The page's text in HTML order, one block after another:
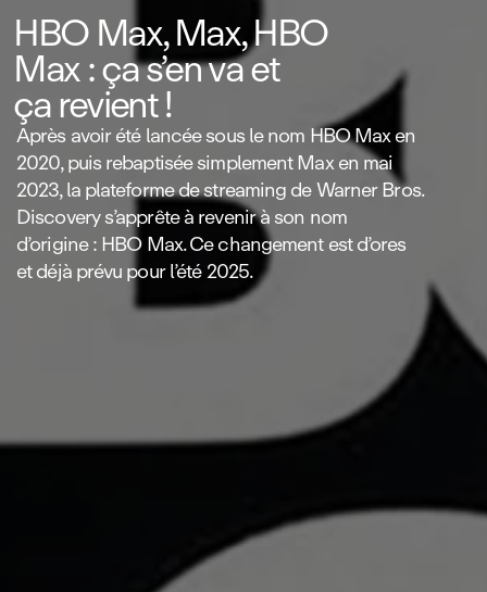
HBO Max, Max, HBO
Max : ça s’en va et
ça revient !
Après avoir été lancée sous le nom HBO Max en
2020, puis rebaptisée simplement Max en mai
2023, la plateforme de streaming de Warner Bros.
Discovery s’apprête à revenir à son nom
d’origine : HBO Max. Ce changement est d’ores
et déjà prévu pour l’été 2025.